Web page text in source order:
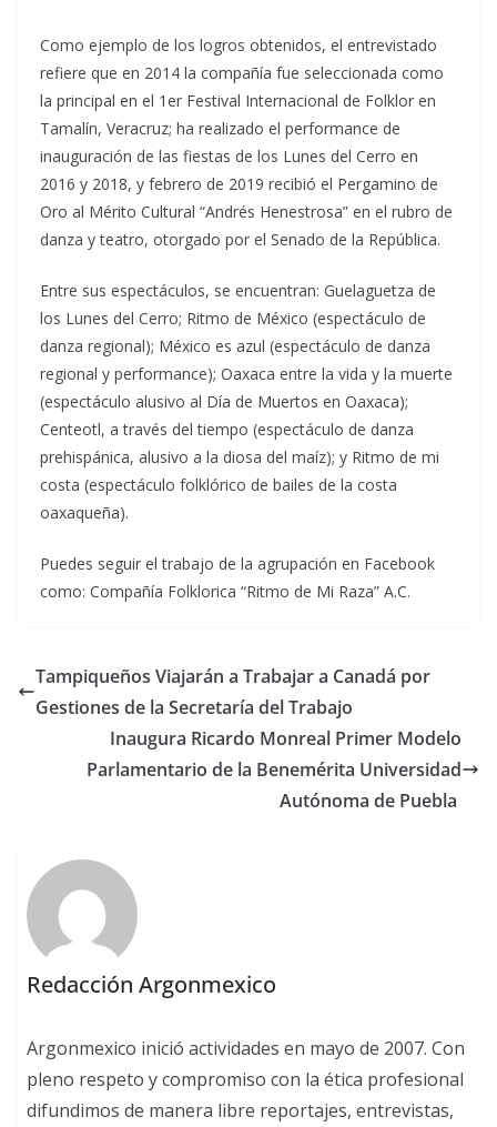
Como ejemplo de los logros obtenidos, el entrevistado
refiere que en 2014 la compañía fue seleccionada como
la principal en el 1er Festival Internacional de Folklor en
Tamalín, Veracruz; ha realizado el performance de
inauguración de las fiestas de los Lunes del Cerro en
2016 y 2018, y febrero de 2019 recibió el Pergamino de
Oro al Mérito Cultural “Andrés Henestrosa” en el rubro de
danza y teatro, otorgado por el Senado de la República.
Entre sus espectáculos, se encuentran: Guelaguetza de
los Lunes del Cerro; Ritmo de México (espectáculo de
danza regional); México es azul (espectáculo de danza
regional y performance); Oaxaca entre la vida y la muerte
(espectáculo alusivo al Día de Muertos en Oaxaca);
Centeotl, a través del tiempo (espectáculo de danza
prehispánica, alusivo a la diosa del maíz); y Ritmo de mi
costa (espectáculo folklórico de bailes de la costa
oaxaqueña).
Puedes seguir el trabajo de la agrupación en Facebook
como: Compañía Folklorica “Ritmo de Mi Raza” A.C.
Tampiqueños Viajarán a Trabajar a Canadá por
Gestiones de la Secretaría del Trabajo
Inaugura Ricardo Monreal Primer Modelo
Parlamentario de la Benemérita Universidad
Autónoma de Puebla
Redacción Argonmexico
Argonmexico inició actividades en mayo de 2007. Con
pleno respeto y compromiso con la ética profesional
difundimos de manera libre reportajes, entrevistas,